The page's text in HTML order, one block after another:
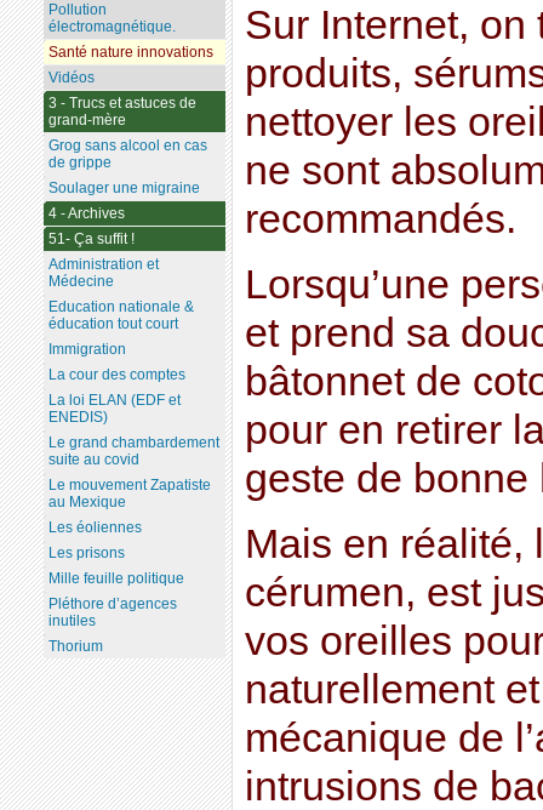
Sur Internet, on
produits,
nettoyer les
ne sont
recommandés.
Lorsqu’une
et prend sa
bâtonnet de
pour en retirer
geste de bonne
Mais en réalité,
cérumen, est
vos oreilles
naturellement
mécanique de
intrusions de
Pollution
électromagnétique.
Santé nature innovations
Vidéos
3 - Trucs et astuces de
grand-mère
Grog sans alcool en cas
de grippe
Soulager une migraine
4 - Archives
51- Ça suffit !
Administration et
Médecine
Education nationale &
éducation tout court
Immigration
La cour des comptes
La loi ELAN (EDF et
ENEDIS)
Le grand chambardement
suite au covid
Le mouvement Zapatiste
au Mexique
Les éoliennes
Les prisons
Mille feuille politique
Pléthore d’agences
inutiles
Thorium